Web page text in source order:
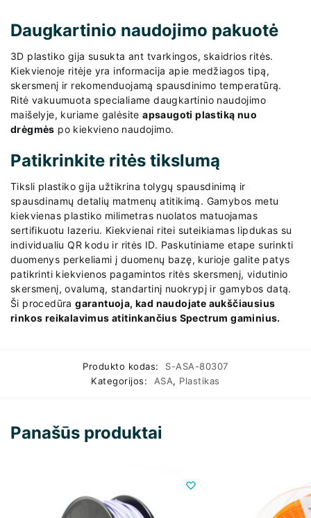
Daugkartinio naudojimo pakuotė
3D plastiko gija susukta ant tvarkingos, skaidrios ritės.
Kiekvienoje ritėje yra informacija apie medžiagos tipą,
skersmenį ir rekomenduojamą spausdinimo temperatūrą.
Ritė vakuumuota specialiame daugkartinio naudojimo
maišelyje, kuriame galėsiteapsaugoti plastiką nuo
drėgmės po kiekvieno naudojimo.
Patikrinkite ritės tikslumą
Tiksli plastiko gija užtikrina tolygų spausdinimą ir
spausdinamų detalių matmenų atitikimą. Gamybos metu
kiekvienas plastiko milimetras nuolatos matuojamas
sertifikuotu lazeriu. Kiekvienai ritei suteikiamas lipdukas su
individualiu QR kodu ir ritės ID. Paskutiniame etape surinkti
duomenys perkeliami į duomenų bazę, kurioje galite patys
patikrinti kiekvienos pagamintos ritės skersmenį, vidutinio
skersmenį, ovalumą, standartinį nuokrypį ir gamybos datą.
Ši procedūragarantuoja, kad naudojate aukščiausius
rinkos reikalavimus atitinkančius Spectrum gaminius.
Produkto kodas:
S-ASA-80307
Kategorijos:
ASA, Plastikas
Panašūs produktai